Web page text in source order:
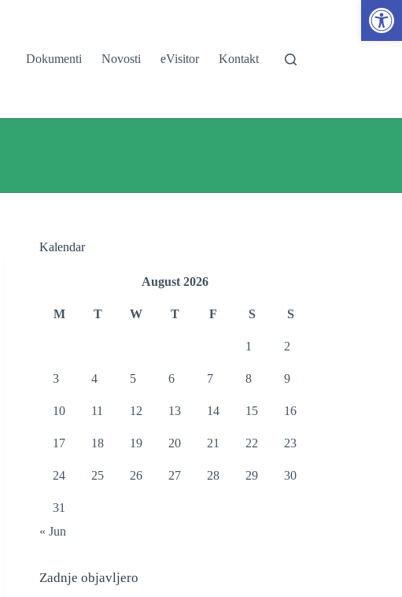
Open toolbar
Dokumenti Novosti eVisitor Kontakt
Kalendar
August 2026
M T W T F S S
1 2
3 4 5 6 7 8 9
10 11 12 13 14 15 16
17 18 19 20 21 22 23
24 25 26 27 28 29 30
31
« Jun
Zadnje objavljero